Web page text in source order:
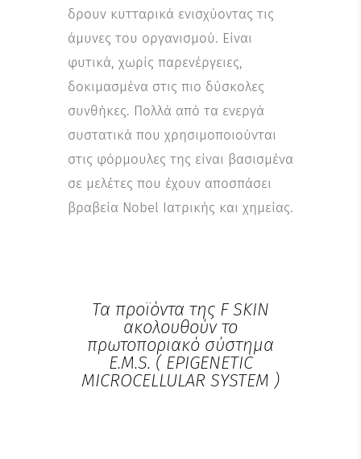
δρουν κυτταρικά ενισχύοντας τις
άμυνες του οργανισμού. Είναι
φυτικά, χωρίς παρενέργειες,
δοκιμασμένα στις πιο δύσκολες
συνθήκες. Πολλά από τα ενεργά
συστατικά που χρησιμοποιούνται
στις φόρμουλες της είναι βασισμένα
σε μελέτες που έχουν αποσπάσει
βραβεία Nobel Ιατρικής και χημείας.
Τα προϊόντα της F SKIN
ακολουθούν το
πρωτοποριακό σύστημα
Ε.Μ.S. ( EPIGENETIC
MICROCELLULAR SYSTEM )